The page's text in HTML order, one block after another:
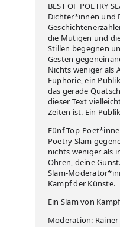
BEST OF POETRY
Dichter*innen und
die Mutigen und
Stillen begegnen
Gesten
Nichts weniger als
Euphorie, ein
das gerade
dieser Text
Zeiten ist. Ein
Fünf Top-
Poetry Slam
nichts weniger als
Ohren, deine
Slam-
Kampf der Künste.
Ein Slam von
Moderation: